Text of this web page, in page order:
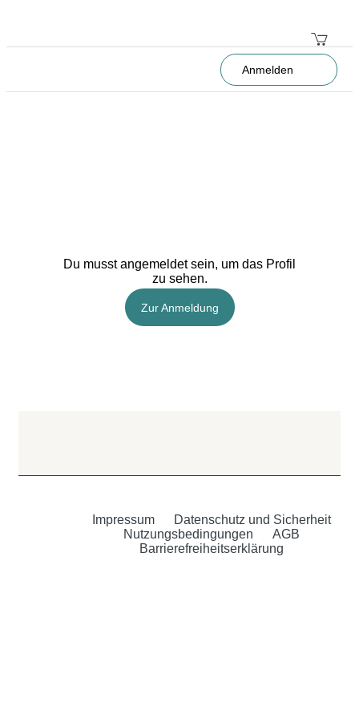
Anmelden
Du musst angemeldet sein, um das Profil
zu sehen.
Zur Anmeldung
Impressum
Datenschutz und Sicherheit
Nutzungsbedingungen
AGB
Barrierefreiheitserklärung